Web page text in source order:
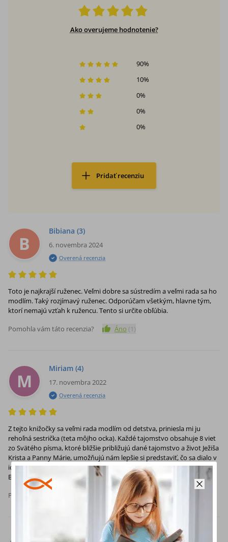
Ako overujeme hodnotenie?
0%
0%
0%
10%
90%
Pridať recenziu
B
Bibiana (3)
6. novembra 2024
Overená recenzia
Toto je najkrajší ruženec. Veľmi dobre sa sústredím a veľmi rada sa ho
modlím. Taký rozjímavý ruženec. Odporúčam všetkým, hlavne tým,
ktorí nemajú vzťah k ružencu. Tento si určite obľúbia.
Pomohla vám táto recenzia?
Áno (1 )
M
Miriam (4)
17. novembra 2022
Overená recenzia
Z tejto knižočky sa veľmi rada modlím od detstva, priniesla mi ju
rehoľná sestrička (teta môjho ocka). Každé tajomstvo obsahuje 8 viet
zo Svätého písma, ktoré bližšie približujú dané tajomstvo a život Ježiša
Krista a Panny Márie, umožňujú nám lepšie si predstaviť, čo sa dialo v
ich živote, rozjímať. Takýto ruženec nikoho neomrzí, len priblíži k
Bohu.
Pomohla vám táto recenzia?
Áno(1)
Heuréka zákazník